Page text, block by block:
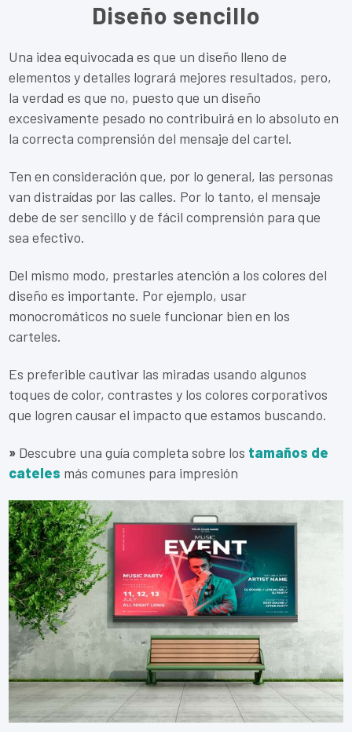
Diseño sencillo
Una idea equivocada es que un diseño lleno de
elementos y detalles logrará mejores resultados, pero,
la verdad es que no, puesto que un diseño
excesivamente pesado no contribuirá en lo absoluto en
la correcta comprensión del mensaje del cartel.
Ten en consideración que, por lo general, las personas
van distraídas por las calles. Por lo tanto, el mensaje
debe de ser sencillo y de fácil comprensión para que
sea efectivo.
Del mismo modo, prestarles atención a los colores del
diseño es importante. Por ejemplo, usar
monocromáticos no suele funcionar bien en los
carteles.
Es preferible cautivar las miradas usando algunos
toques de color, contrastes y los colores corporativos
que logren causar el impacto que estamos buscando.
» Descubre una guía completa sobre los tamaños de
cateles más comunes para impresión